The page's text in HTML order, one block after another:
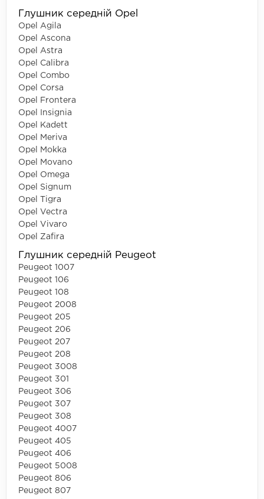
Глушник середній Opel
Opel Agila
Opel Ascona
Opel Astra
Opel Calibra
Opel Combo
Opel Corsa
Opel Frontera
Opel Insignia
Opel Kadett
Opel Meriva
Opel Mokka
Opel Movano
Opel Omega
Opel Signum
Opel Tigra
Opel Vectra
Opel Vivaro
Opel Zafira
Глушник середній Peugeot
Peugeot 1007
Peugeot 106
Peugeot 108
Peugeot 2008
Peugeot 205
Peugeot 206
Peugeot 207
Peugeot 208
Peugeot 3008
Peugeot 301
Peugeot 306
Peugeot 307
Peugeot 308
Peugeot 4007
Peugeot 405
Peugeot 406
Peugeot 5008
Peugeot 806
Peugeot 807